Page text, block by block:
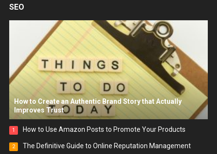
SEO
How to Create an Authentic Brand Story that Actually
Improves Trust
1 How to Use Amazon Posts to Promote Your Products
2 The Definitive Guide to Online Reputation Management